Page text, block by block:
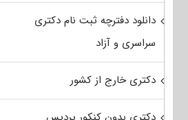
دانلود دفترچه ثبت نام دکتری
سراسری و آزاد
دکتری خارج از کشور